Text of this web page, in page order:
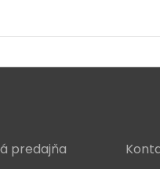
predajňa